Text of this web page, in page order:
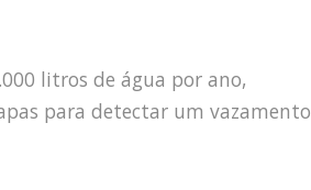
litros de água por ano,
para detectar um vazamento